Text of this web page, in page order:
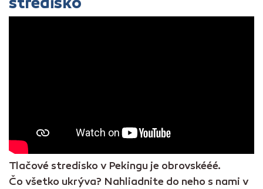
stredisko
Tlačové stredisko v Pekingu je obrovskééé.
Čo všetko ukrýva? Nahliadnite do neho s nami v